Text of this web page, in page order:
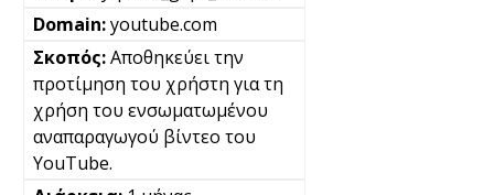
youtube.com
Αποθηκεύει την
προτίμηση του χρήστη για τη
χρήση του ενσωματωμένου
αναπαραγωγού βίντεο του
YouTube.